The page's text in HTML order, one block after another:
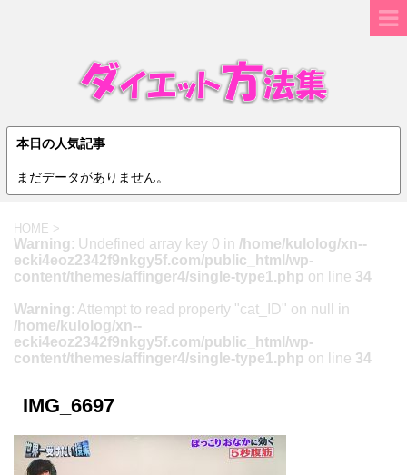
本日の人気記事
まだデータがありません。
HOME >
Warning: Undefined array key 0 in /home/kulolog/xn--
ecki4eoz2342f9nkgy5f.com/public_html/wp-
content/themes/affinger4/single-type1.php on line 34
Warning: Attempt to read property "cat_ID" on null in
/home/kulolog/xn--
ecki4eoz2342f9nkgy5f.com/public_html/wp-
content/themes/affinger4/single-type1.php on line 34
IMG_6697